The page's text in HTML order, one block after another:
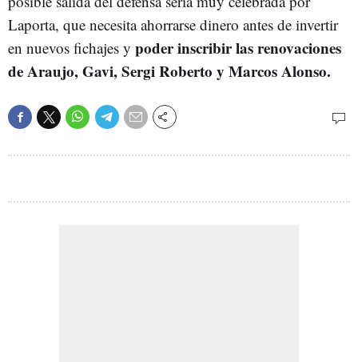
Laporta, que necesita ahorrarse dinero antes de invertir
en nuevos fichajes y poder inscribir las renovaciones
de Araujo, Gavi, Sergi Roberto y Marcos Alonso.